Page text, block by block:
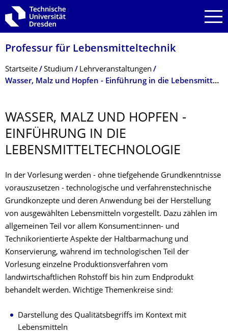
Zur Hauptnavigation springen
Zur Suche springen
Zum Inhalt springen
Professur für Lebensmitteltech­nik
Breadcrumb-Menü
Startseite Studium
Lehrveranstal­tungen
Wasser, Malz und Hopfen - Einführung in die Lebensmitteltechnologie
WASSER, MALZ UND HOPFEN -
EINFÜHRUNG IN DIE
LEBENSMITTEL­TECHNOLOGIE
In der Vorlesung werden - ohne tiefgehende Grundkenntnisse
vorauszusetzen - technologische und verfahrenstechnische
Grundkonzepte und deren Anwendung bei der Herstellung
von ausgewählten Lebensmitteln vorgestellt. Dazu zählen im
allgemeinen Teil vor allem Konsument:innen- und
Technikorientierte Aspekte der Haltbarmachung und
Konservierung, während im technologischen Teil der
Vorlesung einzelne Produktionsverfahren vom
landwirtschaftlichen Rohstoff bis hin zum Endprodukt
behandelt werden. Wichtige Themenkreise sind:
Darstellung des Qualitätsbegriffs im Kontext mit
Lebensmitteln